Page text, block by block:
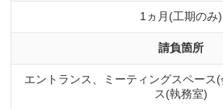
1ヵ月(工期のみ)
請負箇所
エントランス、ミーティングスペース
ス(執務室)